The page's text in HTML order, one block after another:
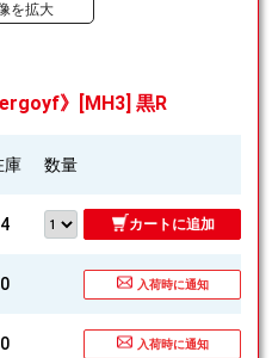
を拡大
》[MH3] 黒R
庫 数量
4 カートに追加
0 入荷時に通知
0 入荷時に通知